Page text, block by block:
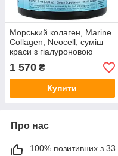
Морський колаген, Marine
Collagen, Neocell, суміш
краси з гіалуроновою
кислотою, МСМ і
вітаміном С, порошок, без
смаку, 200 г
1 570 ₴
Купити
Про нас
100% позитивних з 33